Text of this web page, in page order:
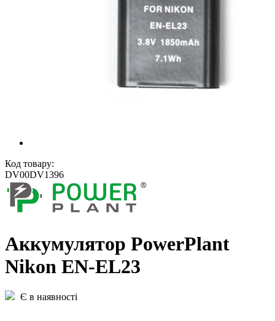
Код товару:
DV00DV1396
Аккумулятор PowerPlant
Nikon EN-EL23
Є в наявності